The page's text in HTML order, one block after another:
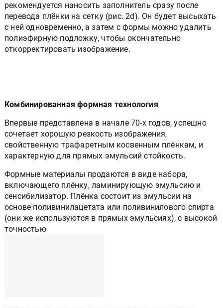
рекомендуется наносить заполнитель сразу после
перевода плёнки на сетку (рис. 2d). Он будет высыхать
с ней одновременно, а затем с формы можно удалить
полиэфирную подложку, чтобы окончательно
откорректировать изображение.
Комбинированная формная технология
Впервые представлена в начале 70-х годов, успешно
сочетает хорошую резкость изображения,
свойственную трафаретным косвенным плёнкам, и
характерную для прямых эмульсий стойкость.
Формные материалы продаются в виде набора,
включающего плёнку, ламинирующую эмульсию и
сенсибилизатор. Плёнка состоит из эмульсии на
основе поливинилацетата или поливинилового спирта
(они же используются в прямых эмульсиях), с высокой
точностью